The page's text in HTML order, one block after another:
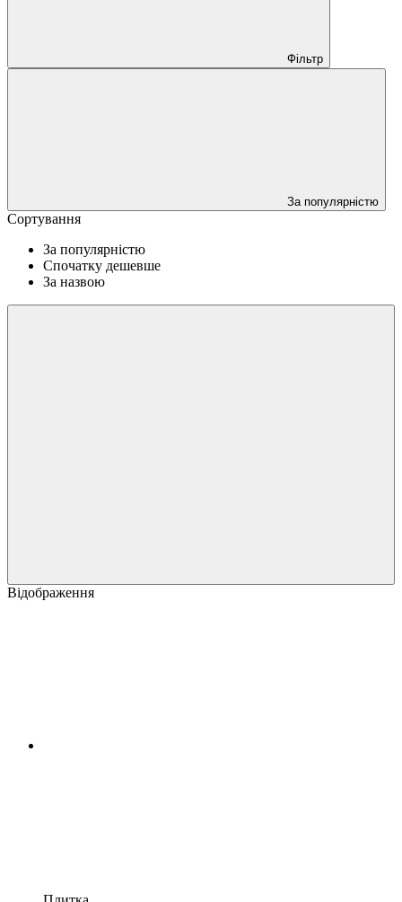
Фільтр
За популярністю
Сортування
За популярністю
Спочатку дешевше
За назвою
Відображення